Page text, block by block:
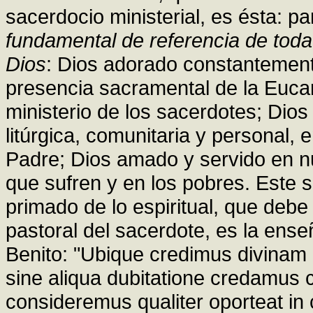
sacerdocio ministerial, es ésta:
fundamental de referencia de
Dios: Dios adorado
presencia sacramental de la
ministerio de los sacerdotes;
litúrgica, comunitaria y personal,
Padre; Dios amado y servido en
que sufren y en los pobres. Este
primado de lo espiritual, que
pastoral del sacerdote, es la
Benito: "Ubique credimus
sine aliqua dubitatione credamus
consideremus qualiter oporteat